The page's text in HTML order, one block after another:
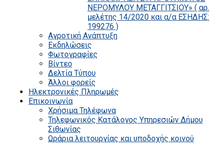
ΝΕΡΟΜΥΛΟΥ ΜΕΤΑΓΓΙΤΣΙΟΥ» ( αρ.
μελέτης 14/2020 και α/α ΕΣΗΔΗΣ:
199276 )
Αγροτική Ανάπτυξη
Εκδηλώσεις
Φωτογραφίες
Βίντεο
Δελτία Τύπου
Άλλοι φορείς
Ηλεκτρονικές Πληρωμές
Επικοινωνία
Χρήσιμα Τηλέφωνα
Τηλεφωνικός Κατάλογος Υπηρεσιών Δήμου
Σιθωνίας
Ωράρια λειτουργίας και υποδοχής κοινού